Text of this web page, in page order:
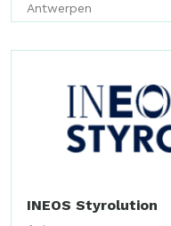
Antwerpen
INEOS Styrolution